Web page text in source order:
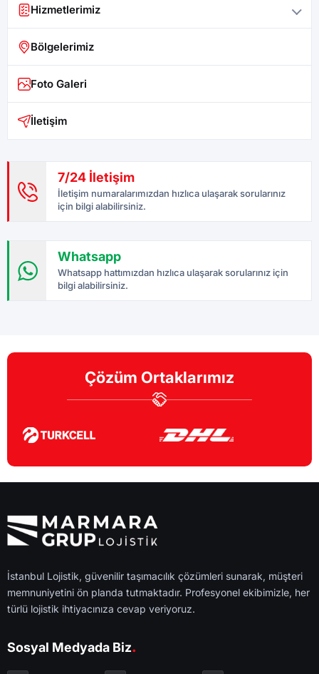
Hizmetlerimiz
Bölgelerimiz
Foto Galeri
İletişim
7/24 İletişim
İletişim numaralarımızdan hızlıca ulaşarak sorularınız
için bilgi alabilirsiniz.
Whatsapp
Whatsapp hattımızdan hızlıca ulaşarak sorularınız için
bilgi alabilirsiniz.
Çözüm Ortaklarımız
İstanbul Lojistik, güvenilir taşımacılık çözümleri sunarak, müşteri
memnuniyetini ön planda tutmaktadır. Profesyonel ekibimizle, her
türlü lojistik ihtiyacınıza cevap veriyoruz.
Sosyal Medyada Biz.